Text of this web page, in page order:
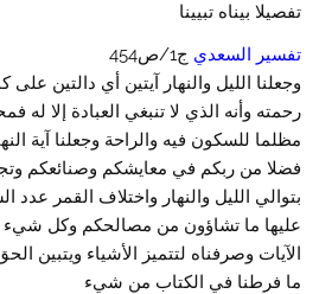
تفصيلا بيناه تبيينا
تفسير السعدي ج1/ص454
وجعلنا الليل والنهار آيتين أي دالتين
رحمته وأنه الذي لا تنبغي العبادة إلا له
مظلما للسكون فيه والراحة وجعلنا آية
فضلا من ربكم في معايشكم وصنائعكم
بتوالي الليل والنهار واختلاف القمر عدد
عليها ما تشاؤون من مصالحكم وكل شيء
الآيات وصرفناه لتتميز الأشياء ويتبين
ما فرطنا في الكتاب من شيء